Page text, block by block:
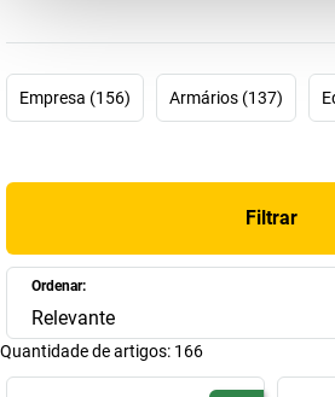
armários Wolf
, os bancos Wolf… na
encontra praticamente tudo o que
ainda com uma gama muito
aço, assim como para as caixas de
especialização definitiva para
empresas deu-se a partir de 1975.
Metallwarenfabrik GmbH é um dos
demobiliário de açona
Empresa (156) Armários (137)
Filtrar
Ordenar:
Relevante
Quantidade de artigos: 166